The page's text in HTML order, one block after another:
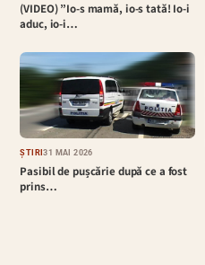
(VIDEO) ”Io-s mamă, io-s tată! Io-i
aduc, io-i…
ȘTIRI31 MAI 2026
Pasibil de pușcărie după ce a fost
prins…